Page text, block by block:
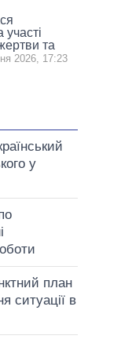
та
2026, 17:23
у
план
ситуації в